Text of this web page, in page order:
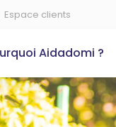
Espace clients
Aidadomi ?